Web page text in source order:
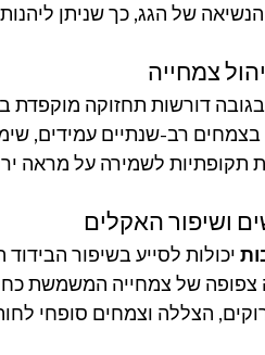
הנשיאה של הגג, כך שניתן
דורשות תחזוקה מוקפדת
רב-שנתיים עמידים,
תקופתיות לשמירה על מראה
יכולות לסייע בשיפור
של צמחייה המשמשת
הצללה וצמחים סופחי